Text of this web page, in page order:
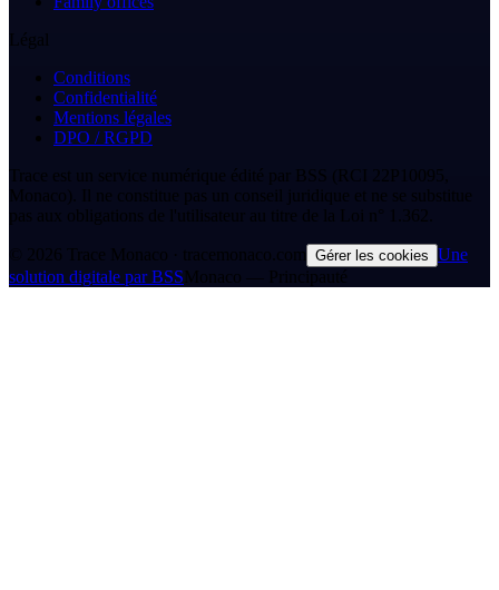
Légal
Conditions
Confidentialité
Mentions légales
DPO / RGPD
Trace est un service numérique édité par BSS (RCI 22P10095,
Monaco). Il ne constitue pas un conseil juridique et ne se substitue
pas aux obligations de l'utilisateur au titre de la Loi n° 1.362.
© 2026 Trace Monaco · tracemonaco.com Gérer les cookies Une
solution digitale par BSSMonaco — Principauté